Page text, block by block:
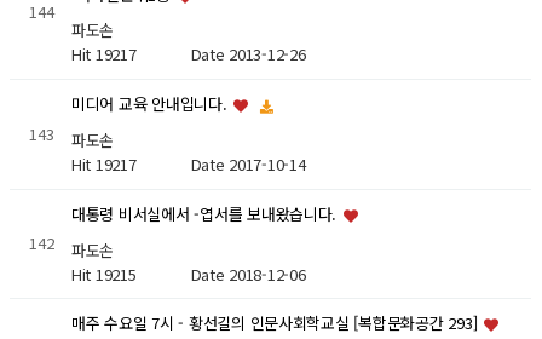
144
파도손
Hit 19217 Date 2013-12-26
143
미디어 교육 안내입니다.
파도손
Hit 19217 Date 2017-10-14
142
대통령 비서실에서 -엽서를 보내왔습니다.
파도손
Hit 19215 Date 2018-12-06
매주 수요일 7시 - 황선길의 인문사회학교실 [복합문화공간 293]